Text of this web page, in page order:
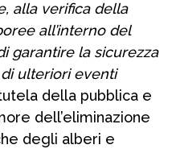
alla verifica della
all’interno del
garantire la sicurezza
di ulteriori eventi
della pubblica e
dell’eliminazione
degli alberi e